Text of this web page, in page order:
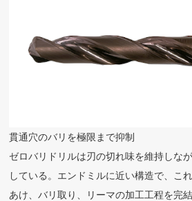
貫通穴のバリを極限まで抑制
ゼロバリドリルは刃の切れ味を維持しな
している。エンドミルに近い構造で、こ
あけ、バリ取り、リーマの加工工程を完結